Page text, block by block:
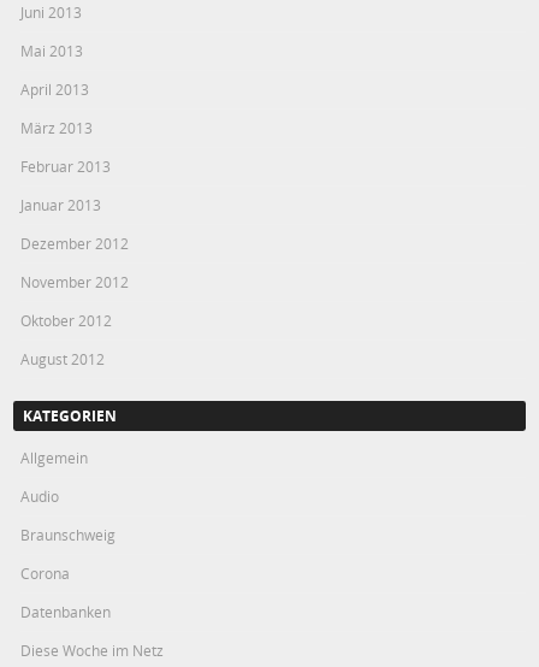
Juni 2013
Mai 2013
April 2013
März 2013
Februar 2013
Januar 2013
Dezember 2012
November 2012
Oktober 2012
August 2012
KATEGORIEN
Allgemein
Audio
Braunschweig
Corona
Datenbanken
Diese Woche im Netz